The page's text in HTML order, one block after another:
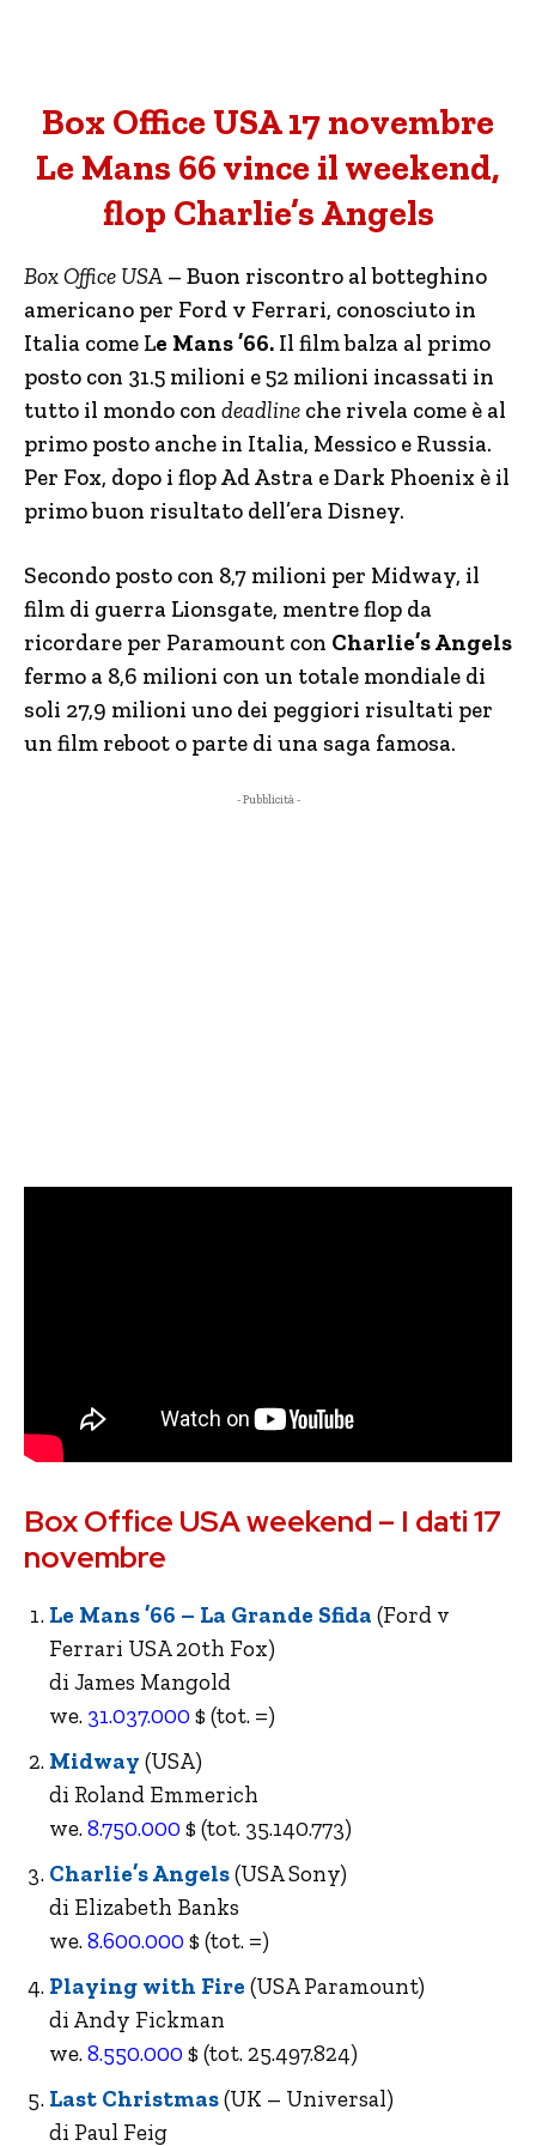
Box Office USA 17 novembre
Le Mans 66 vince il weekend,
flop Charlie’s Angels
Box Office USA – Buon riscontro al botteghino
americano per Ford v Ferrari, conosciuto in
Italia come Le Mans ’66. Il film balza al primo
posto con 31.5 milioni e 52 milioni incassati in
tutto il mondo con deadline che rivela come è al
primo posto anche in Italia, Messico e Russia.
Per Fox, dopo i flop Ad Astra e Dark Phoenix è il
primo buon risultato dell’era Disney.
Secondo posto con 8,7 milioni per Midway, il
film di guerra Lionsgate, mentre flop da
ricordare per Paramount con Charlie’s Angels
fermo a 8,6 milioni con un totale mondiale di
soli 27,9 milioni uno dei peggiori risultati per
un film reboot o parte di una saga famosa.
- Pubblicità -
Box Office USA weekend – I dati 17
novembre
Le Mans ’66 – La Grande Sfida (Ford v
Ferrari USA 20th Fox)
di James Mangold
we. 31.037.000 $ (tot. =)
Midway (USA)
di Roland Emmerich
we.8.750.000 $ (tot. 35.140.773)
Charlie’s Angels(USA Sony)
di Elizabeth Banks
we.8.600.000 $ (tot. =)
Playing with Fire (USA Paramount)
di Andy Fickman
we.8.550.000 $ (tot. 25.497.824)
Last Christmas(UK – Universal)
di Paul Feig